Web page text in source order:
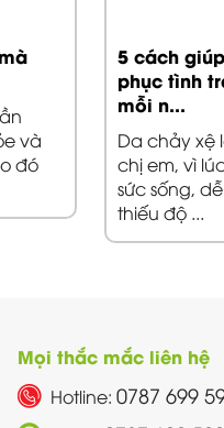
và
đó
5 cách
phục tình
mỗi n...
Da chảy xệ
chị em, vì
sức sống,
thiếu độ ...
Mọi thắc mắc liên hệ
Hotline: 0787 699